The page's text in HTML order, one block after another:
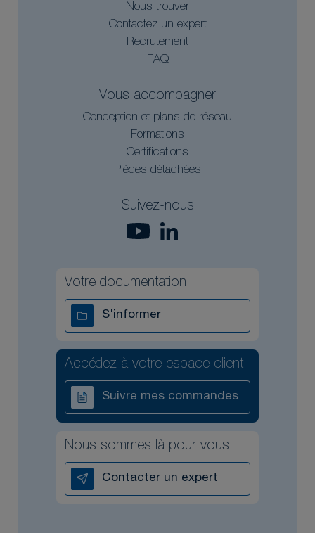
Nous trouver
Contactez un expert
Recrutement
FAQ
Vous accompagner
Conception et plans de réseau
Formations
Certifications
Pièces détachées
Suivez-nous
Votre documentation
S'informer
Accédez à votre espace client
Suivre mes commandes
Nous sommes là pour vous
Contacter un expert